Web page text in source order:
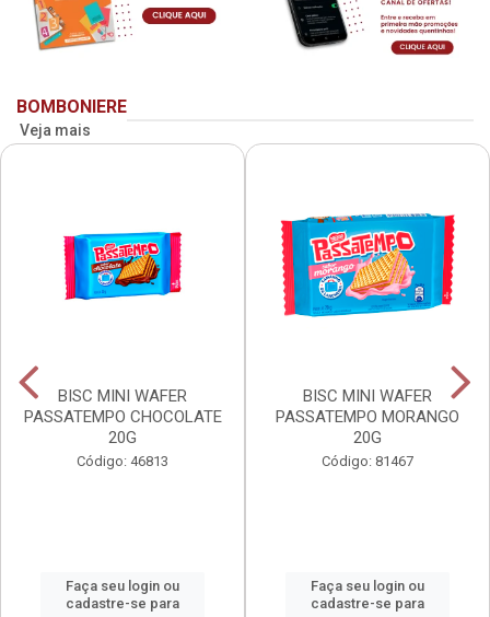
BOMBONIERE
Veja mais
BISC MINI WAFER
PASSATEMPO CHOCOLATE
20G
Código: 46813
Faça seu login ou
cadastre-se para
BISC MINI WAFER
PASSATEMPO MORANGO
20G
Código: 81467
Faça seu login ou
cadastre-se para